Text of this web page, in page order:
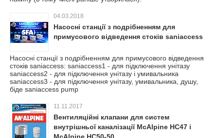
04.03.2018
Насосні станції з подрібненням для
примусового відведення стоків saniaccess
Насосні станції з подрібненням для примусового відведення
стоків saniaccess: saniaccess1 - для підключення унітазу
saniaccess2 - для підключення унітазу і умивальника
saniaccess3 - для підключення унітазу, умивальника, душу,
біде saniaccess pump
11.11.2017
Вентиляційні клапани для систем
внутрішньої каналізації McAlpine HC47 і